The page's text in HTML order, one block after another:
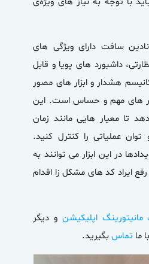
سافت دارای ویژگی های
داشبورد های پویا و قابل
هشدار و ابزار های مصور
های مهم و حساس است. این
تا معیار هایی مانند زمان
عملیاتی را کنترل کنید.
در این ابزار می توانند به
ایراد کد های مشکل زا اقدام
اپلیکیشن و دیگر
با ما تماسبگیرید.